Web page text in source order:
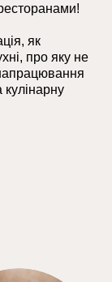
як
про яку не
кулінарну